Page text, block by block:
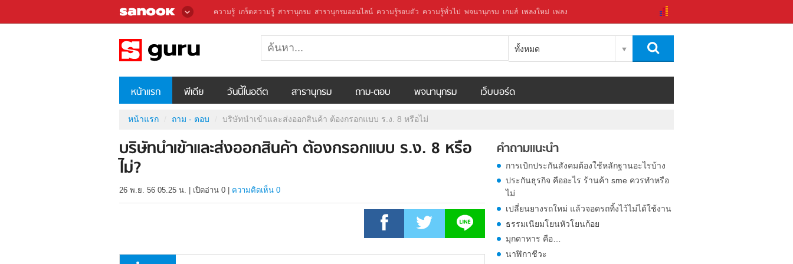
ความรู้ เกร็ดความรู้ สารานุกรม สารานุกรมออนไลน์ ความรู้รอบตัว ความรู้ทั่วไป พจนานุกรม เกมส์ เพลงใหม่ เพลง
ทั้งหมด
หน้าแรก พีเดีย วันนี้ในอดีต สารานุกรม ถาม-ตอบ พจนานุกรม เว็บบอร์ด
หน้าแรก ถาม - ตอบ บริษัทนำเข้าและส่งออกสินค้า ต้องกรอกแบบ ร.ง. 8 หรือไม่
บริษัทนำเข้าและส่งออกสินค้า ต้องกรอกแบบ ร.ง. 8 หรือ
ไม่?
26 พ.ย. 56 05.25 น. เปิดอ่าน 0 ความคิดเห็น 0
คำถามแนะนำ
การเบิกประกันสังคมต้องใช้หลักฐานอะไรบ้าง
ประกันธุรกิจ คืออะไร ร้านค้า sme ควรทำหรือ
ไม่
เปลี่ยนยางรถใหม่ แล้วจอดรถทิ้งไว้ไม่ได้ใช้งาน
ธรรมเนียมโยนหัวโยนก้อย
มุกดาหาร คือ…
นาฬิกาชีวะ